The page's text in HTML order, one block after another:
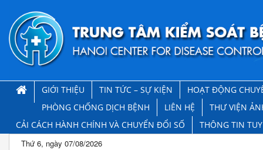
GIỚI THIỆU TIN TỨC – SỰ KIỆN
HOẠT ĐỘNG
PHÒNG CHỐNG DỊCH BỆNH
LIÊN HỆ
THƯ VIỆN
CẢI CÁCH HÀNH CHÍNH VÀ CHUYỂN ĐỔI SỐ
THÔNG TIN
Thứ 6, ngày 07/08/2026